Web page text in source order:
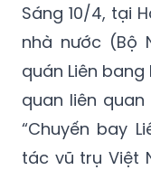
Sáng 10/4, tại
nhà nước (Bộ
quán Liên
quan liên
“Chuyến bay
tác vũ trụ Việt